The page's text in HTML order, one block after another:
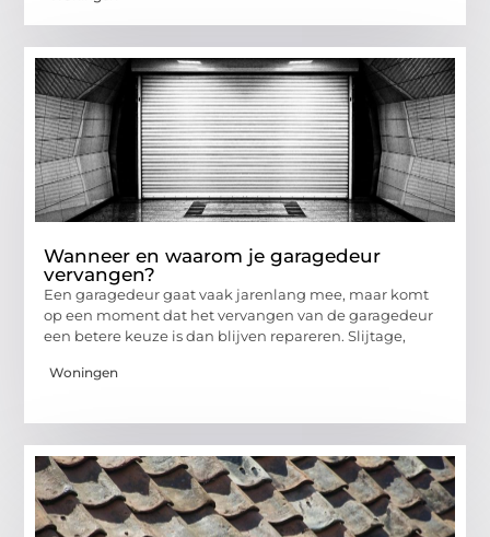
Wanneer en waarom je garagedeur
vervangen?
Een garagedeur gaat vaak jarenlang mee, maar komt
op een moment dat het vervangen van de garagedeur
een betere keuze is dan blijven repareren. Slijtage,
Woningen